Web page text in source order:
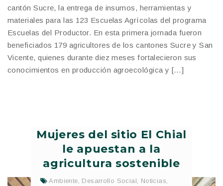
cantón Sucre, la entrega de insumos, herramientas y
materiales para las 123 Escuelas Agrícolas del programa
Escuelas del Productor. En esta primera jornada fueron
beneficiados 179 agricultores de los cantones Sucre y San
Vicente, quienes durante diez meses fortalecieron sus
conocimientos en producción agroecológica y […]
Mujeres del sitio El Chial
le apuestan a la
agricultura sostenible
Ambiente Desarrollo Social Noticias